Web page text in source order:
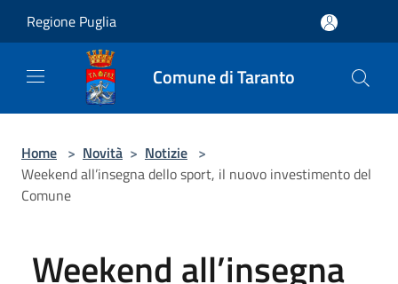
Regione Puglia
Comune di Taranto
Home > Novità > Notizie >
Weekend all’insegna dello sport, il nuovo investimento del
Comune
Weekend all’insegna